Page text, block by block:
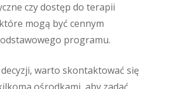
czy dostęp do terapii
mogą być cennym
programu.
warto skontaktować się